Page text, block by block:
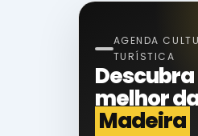
AGENDA
TURÍSTICA
Descubra
melhor
Madeira